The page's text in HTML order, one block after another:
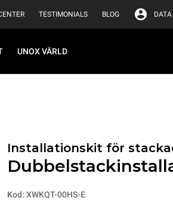
TESTIMONIALS BLOG
UNOX VÄRLD
Installationskit för
Kod: XWKQT-00HS-E